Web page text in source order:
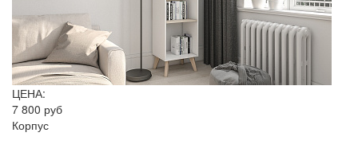
ЦЕНА:
7 800 руб
Корпус